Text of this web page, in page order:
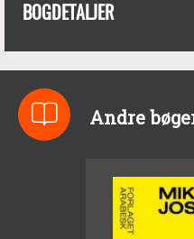
BOGDETALJER
Andre